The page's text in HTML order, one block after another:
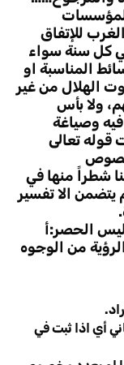
للإتفاق
كل سنة سواء
المناسبة او
الهلال من غير
ولا بأس
وصياغة
قوله تعالى
شطراً منها في
يتضمن الا تفسير
الحصر:أ
من الوجوه
أي اذا ثبت في